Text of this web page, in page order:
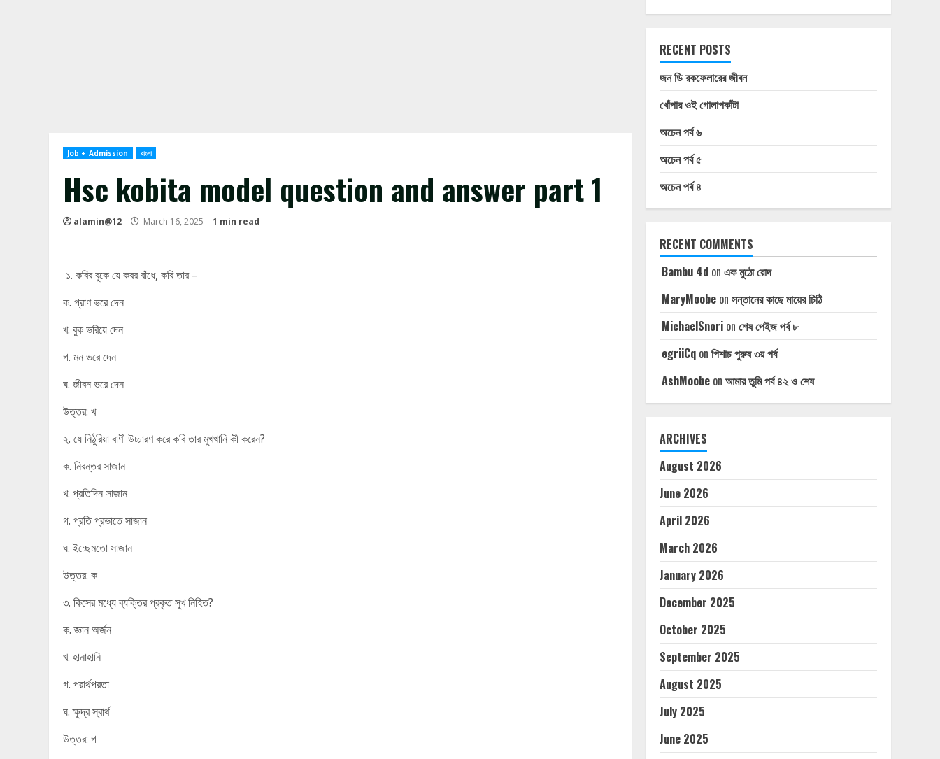
Job + Admission বাংলা
Hsc kobita model question and answer part 1
alamin@12 March 16, 2025 1 min read
১. কবির বুকে যে কবর বাঁধে, কবি তার –
ক. প্রাণ ভরে দেন
খ. বুক ভরিয়ে দেন
গ. মন ভরে দেন
ঘ. জীবন ভরে দেন
উত্তর: খ
২. যে নিঠুরিয়া বাণী উচ্চারণ করে কবি তার মুখখানি কী করেন?
ক. নিরন্তর সাজান
খ. প্রতিদিন সাজান
গ. প্রতি প্রভাতে সাজান
ঘ. ইচ্ছেমতো সাজান
উত্তর: ক
৩. কিসের মধ্যে ব্যক্তির প্রকৃত সুখ নিহিত?
ক. জ্ঞান অর্জন
খ. হানাহানি
গ. পরার্থপরতা
ঘ. ক্ষুদ্র স্বার্থ
উত্তর: গ
RECENT POSTS
জন ডি রকফেলারের জীবন
খোঁপার ওই গোলাপকাঁটা
অচেন পর্ব ৬
অচেন পর্ব ৫
অচেন পর্ব ৪
RECENT COMMENTS
Bambu 4don এক মুঠো রোদ
MaryMoobeon সন্তানের কাছে মায়ের চিঠি
MichaelSnorion শেষ পেইজ পর্ব ৮
egriiCqon পিশাচ পুরুষ ৩য় পর্ব
AshMoobeon আমার তুমি পর্ব ৪২ ও শেষ
ARCHIVES
August 2026
June 2026
April 2026
March 2026
January 2026
December 2025
October 2025
September 2025
August 2025
July 2025
June 2025